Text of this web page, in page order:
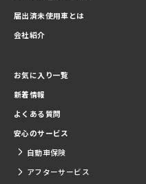
届出済未使用車とは
会社紹介
お気に入り一覧
新着情報
よくある質問
安心のサービス
自動車保険
アフターサービス